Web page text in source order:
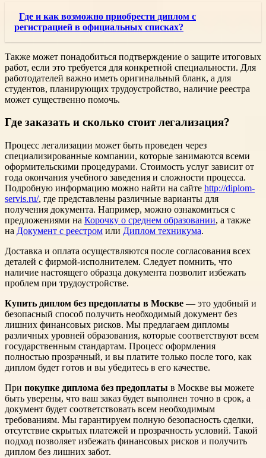
Где и как возможно приобрести диплом с
регистрацией в официальных списках?
Также может понадобиться подтверждение о защите итоговых
работ, если это требуется для конкретной специальности. Для
работодателей важно иметь оригинальный бланк, а для
студентов, планирующих трудоустройство, наличие реестра
может существенно помочь.
Где заказать и сколько стоит легализация?
Процесс легализации может быть проведен через
специализированные компании, которые занимаются всеми
оформительскими процедурами. Стоимость услуг зависит от
года окончания учебного заведения и сложности процесса.
Подробную информацию можно найти на сайте http://diplom-
servis.ru/, где представлены различные варианты для
получения документа. Например, можно ознакомиться с
предложениями на Корочку о среднем образовании, а также
на Документ с реестром или Диплом техникума.
Доставка и оплата осуществляются после согласования всех
деталей с фирмой-исполнителем. Следует помнить, что
наличие настоящего образца документа позволит избежать
проблем при трудоустройстве.
Купить диплом без предоплаты в Москве — это удобный и
безопасный способ получить необходимый документ без
лишних финансовых рисков. Мы предлагаем дипломы
различных уровней образования, которые соответствуют всем
государственным стандартам. Процесс оформления
полностью прозрачный, и вы платите только после того, как
диплом будет готов и вы убедитесь в его качестве.
При покупке диплома без предоплаты в Москве вы можете
быть уверены, что ваш заказ будет выполнен точно в срок, а
документ будет соответствовать всем необходимым
требованиям. Мы гарантируем полную безопасность сделки,
отсутствие скрытых платежей и прозрачность условий. Такой
подход позволяет избежать финансовых рисков и получить
диплом без лишних забот.